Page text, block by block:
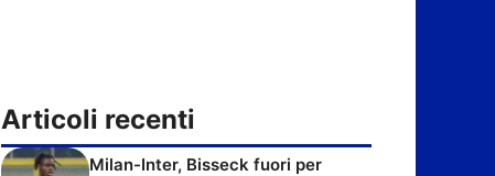
Articoli recenti
Milan-Inter, Bisseck fuori per